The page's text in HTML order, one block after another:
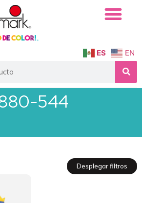
ES EN
544
Desplegar filtros